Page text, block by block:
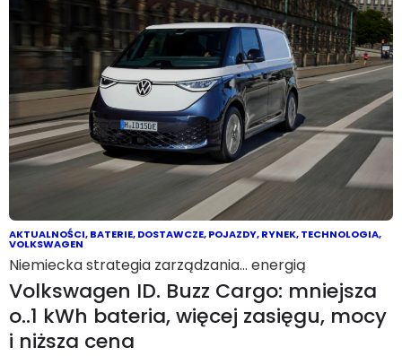
AKTUALNOŚCI,BATERIE,DOSTAWCZE,POJAZDY,RYNEK,TECHNOLOGIA,
VOLKSWAGEN
Niemiecka strategia zarządzania… energią
Volkswagen ID. Buzz Cargo: mniejsza
o..1 kWh bateria, więcej zasięgu, mocy
i niższa cena